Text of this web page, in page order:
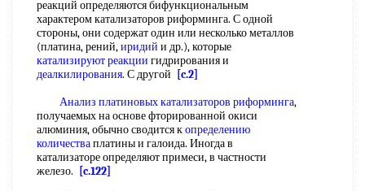
реакций определяются бифункциональным
характером катализаторов риформинга. С одной
стороны, они содержат один или несколько металлов
(платина, рений,иридий и др.), которые
катализируют реакции гидрирования и
деалкилирования. С другой
[c.2]
Анализ платиновых катализаторов риформинга,
получаемых на основе фторированной окиси
алюминия, обычно сводится копределению
количестваплатины и галоида. Иногда в
катализаторе определяют примеси, в частности
железо.
[c.122]